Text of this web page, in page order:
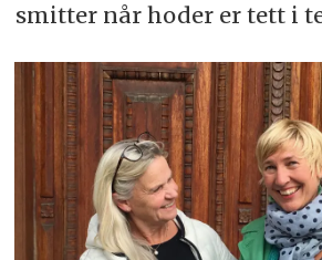
smitter når hoder er tett i